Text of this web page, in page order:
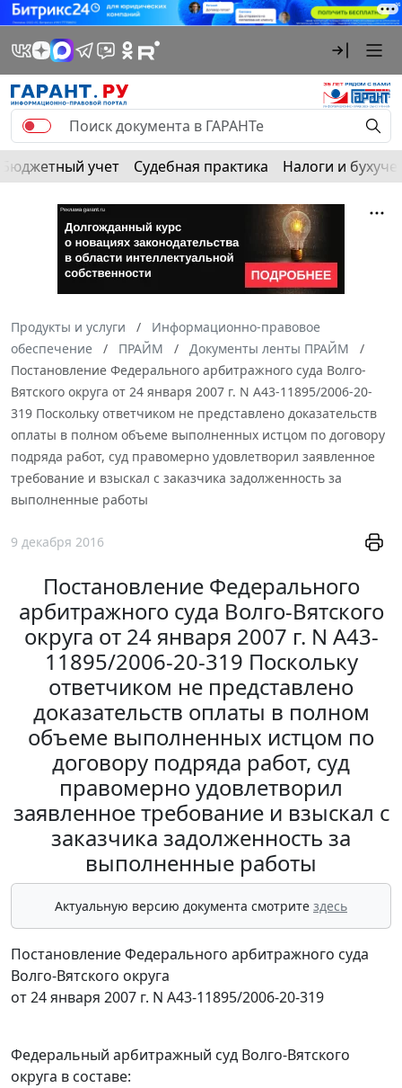
Бюджетный учет Судебная практика Налоги и
Продукты и услуги
Информационно-правовое
обеспечение
ПРАЙМ
Документы ленты ПРАЙМ
Постановление Федерального арбитражного суда Волго-
Вятского округа от 24 января 2007 г. N А43-11895/2006-20-
319 Поскольку ответчиком не представлено доказательств
оплаты в полном объеме выполненных истцом по договору
подряда работ, суд правомерно удовлетворил заявленное
требование и взыскал с заказчика задолженность за
выполненные работы
9 декабря 2016
Постановление Федерального
арбитражного суда Волго-Вятского
округа от 24 января 2007 г. N А43-
11895/2006-20-319 Поскольку
ответчиком не представлено
доказательств оплаты в полном
объеме выполненных истцом по
договору подряда работ, суд
правомерно удовлетворил
заявленное требование и взыскал с
заказчика задолженность за
выполненные работы
Актуальную версию документа смотрите здесь
Постановление Федерального арбитражного суда
Волго-Вятского округа
от 24 января 2007 г. N А43-11895/2006-20-319
Федеральный арбитражный суд Волго-Вятского
округа в составе: